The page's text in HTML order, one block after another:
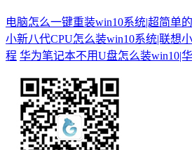
电脑怎么一键重装win10系统|超简单
小新八代CPU怎么装win10系统|联想
程 华为笔记本不用U盘怎么装win10|